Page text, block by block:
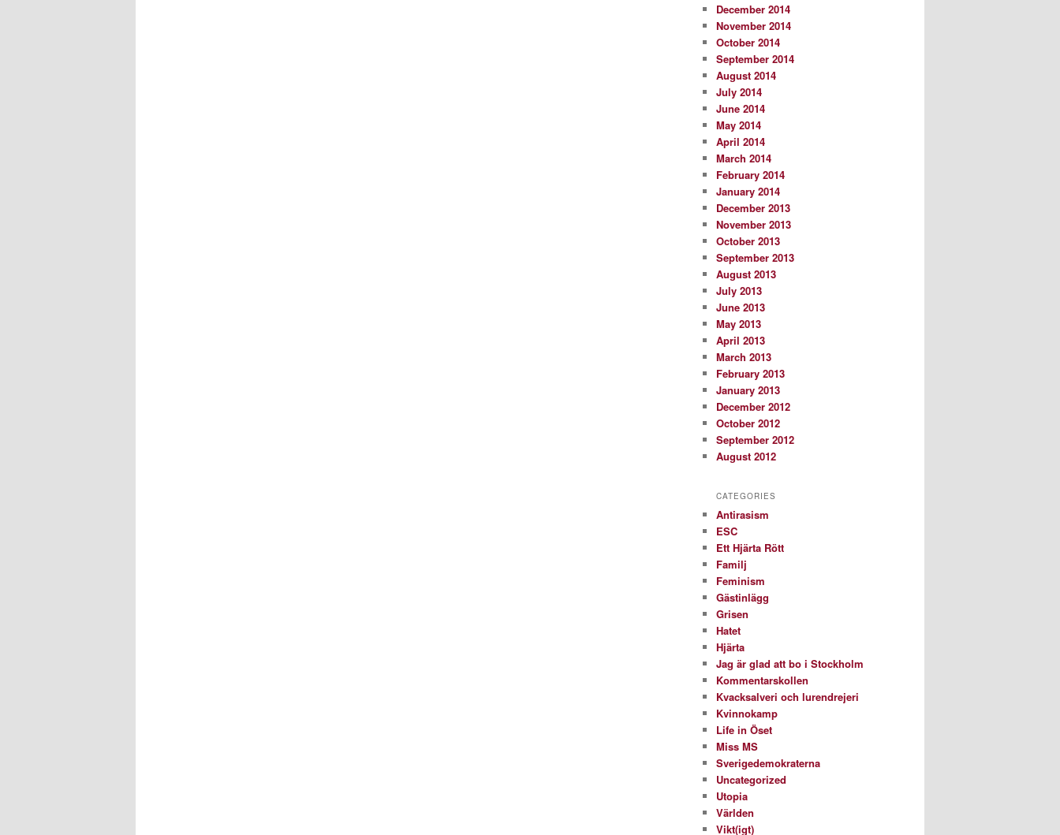
December 2014
November 2014
October 2014
September 2014
August 2014
July 2014
June 2014
May 2014
April 2014
March 2014
February 2014
January 2014
December 2013
November 2013
October 2013
September 2013
August 2013
July 2013
June 2013
May 2013
April 2013
March 2013
February 2013
January 2013
December 2012
October 2012
September 2012
August 2012
CATEGORIES
Antirasism
ESC
Ett Hjärta Rött
Familj
Feminism
Gästinlägg
Grisen
Hatet
Hjärta
Jag är glad att bo i Stockholm
Kommentarskollen
Kvacksalveri och lurendrejeri
Kvinnokamp
Life in Öset
Miss MS
Sverigedemokraterna
Uncategorized
Utopia
Världen
Vikt(igt)